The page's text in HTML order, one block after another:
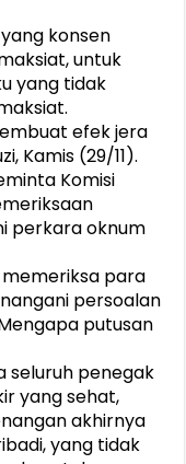
konsen
untuk
yang tidak
efek jera
Kamis (29/11).
Komisi
perkara oknum
memeriksa para
persoalan
putusan
seluruh penegak
yang sehat,
akhirnya
yang tidak